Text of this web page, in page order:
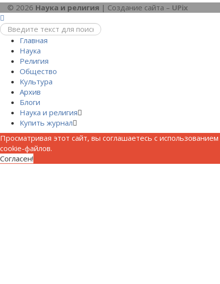
© 2026 Наука и религия | Создание сайта – UPix
Главная
Наука
Религия
Общество
Культура
Архив
Блоги
Наука и религия
Купить журнал
Просматривая этот сайт, вы соглашаетесь с использованием
cookie-файлов.
Согласен!